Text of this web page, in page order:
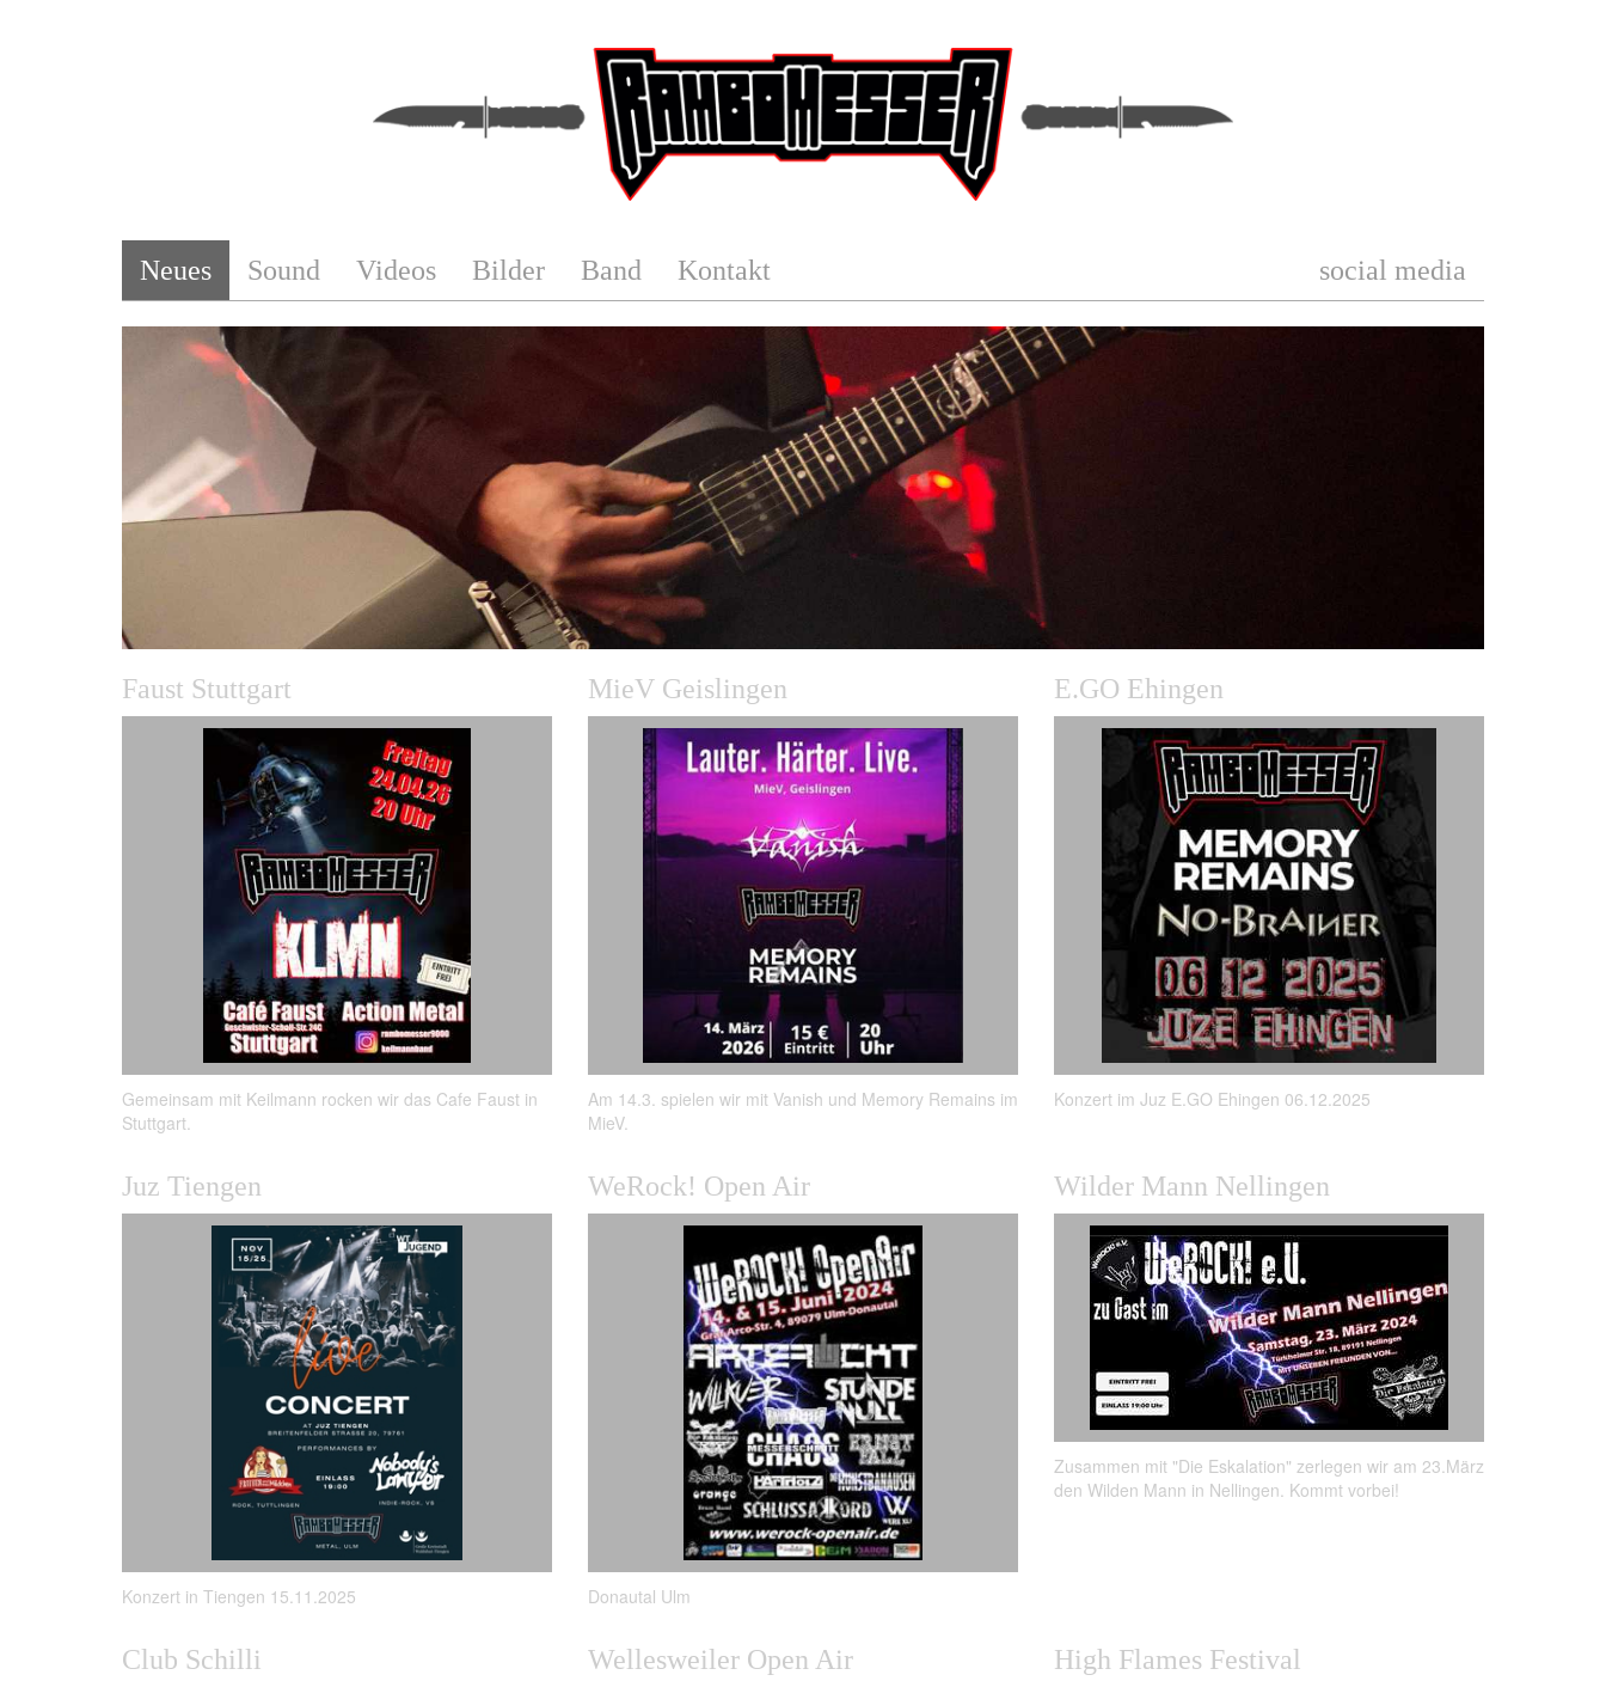
Neues Sound Videos Bilder Band Kontakt social media
Faust Stuttgart
Gemeinsam mit Keilmann rocken wir das Cafe Faust in
Stuttgart.
MieV Geislingen
Am 14.3. spielen wir mit Vanish und Memory Remains im
MieV.
E.GO Ehingen
Konzert im Juz E.GO Ehingen 06.12.2025
Juz Tiengen
Konzert in Tiengen 15.11.2025
WeRock! Open Air
Donautal Ulm
Wilder Mann Nellingen
Zusammen mit "Die Eskalation" zerlegen wir am 23.März
den Wilden Mann in Nellingen. Kommt vorbei!
Club Schilli Wellesweiler Open Air High Flames Festival